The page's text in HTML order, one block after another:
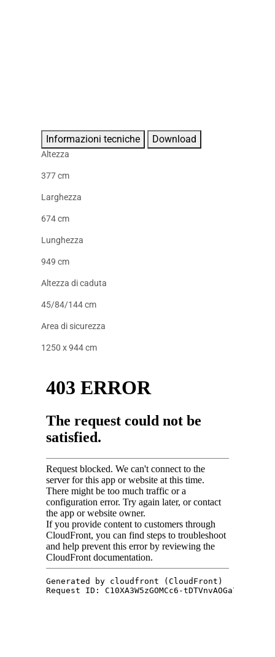
Informazioni tecniche Download
Altezza
377 cm
Larghezza
674 cm
Lunghezza
949 cm
Altezza di caduta
45/84/144 cm
Area di sicurezza
1250 x 944 cm